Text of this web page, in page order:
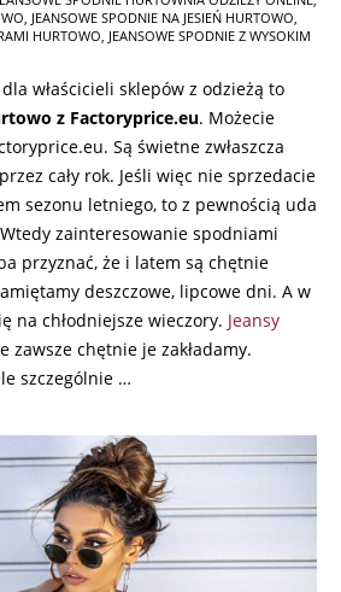
JEANSOWE SPODNIE NA JESIEŃ HURTOWO
HURTOWO JEANSOWE SPODNIE Z WYSOKIM
właścicieli sklepów z odzieżą to
z Factoryprice.eu. Możecie
Są świetne zwłaszcza
cały rok. Jeśli więc nie sprzedacie
sezonu letniego, to z pewnością uda
zainteresowanie spodniami
przyznać, że i latem są chętnie
deszczowe, lipcowe dni. A w
na chłodniejsze wieczory. Jeansy
zawsze chętnie je zakładamy.
szczególnie …